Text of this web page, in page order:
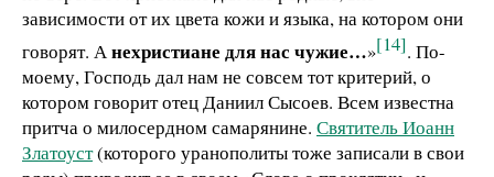
зависимости от их цвета кожи и языка, на котором они
говорят. Анехристиане для нас чужие…»[14]. По-
моему, Господь дал нам не совсем тот критерий, о
котором говорит отец Даниил Сысоев. Всем известна
притча о милосердном самарянине. Святитель Иоанн
Златоуст(которого уранополиты тоже записали в свои